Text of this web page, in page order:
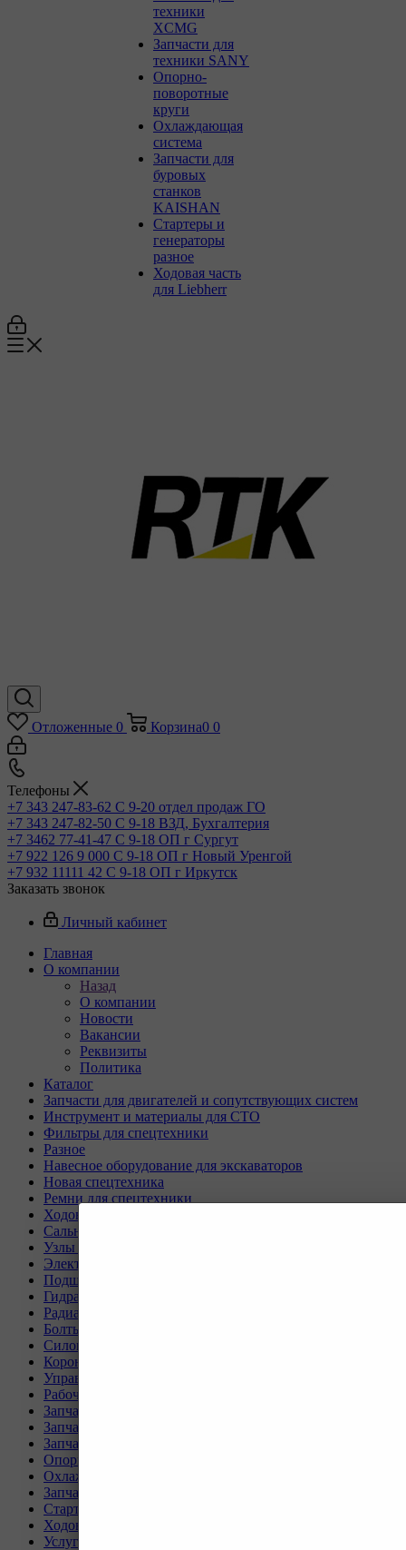
техники
XCMG
Запчасти для
техники SANY
Опорно-
поворотные
круги
Охлаждающая
система
Запчасти для
буровых
станков
KAISHAN
Стартеры и
генераторы
разное
Ходовая часть
для Liebherr
Отложенные 0 Корзина0 0
Телефоны
+7 343 247-83-62 С 9-20 отдел продаж ГО
+7 343 247-82-50 С 9-18 ВЗД, Бухгалтерия
+7 3462 77-41-47 С 9-18 ОП г Сургут
+7 922 126 9 000 С 9-18 ОП г Новый Уренгой
+7 932 11111 42 С 9-18 ОП г Иркутск
Заказать звонок
Личный кабинет
Главная
О компании
Назад
О компании
Новости
Вакансии
Реквизиты
Политика
Каталог
Запчасти для двигателей и сопутствующих систем
Инструмент и материалы для СТО
Фильтры для спецтехники
Разное
Навесное оборудование для экскаваторов
Новая спецтехника
Ремни для спецтехники
Ходовая часть для спецтехники
Сальники, прокладки, кольца для спецтехники
Узлы и агрегаты для спецтехники
Электрическая система
Подшипники, пальцы, шайбы и втулки
Гидравлическая система
Радиаторы для спецтехники
Болты и гайки для спецтехники
Силовая передача
Коронки, ножи, бокорезы для спецтехники
Управление и кабина оператора
Рабочее оборудование
Запчасти для техники SEM
Запчасти для техники XCMG
Запчасти для техники SANY
Опорно-поворотные круги
Охлаждающая система
Запчасти для буровых станков KAISHAN
Стартеры и генераторы разное
Ходовая часть для Liebherr
Услуги